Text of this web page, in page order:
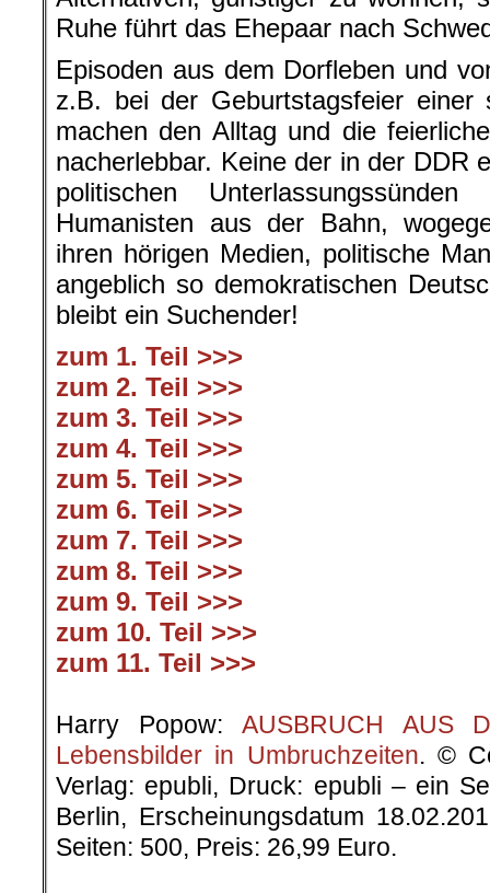
Ruhe führt das Ehepaar nach
Episoden aus dem Dorfleben und
z.B. bei der Geburtstagsfeier einer
machen den Alltag und die
nacherlebbar. Keine der in der DDR
politischen
Humanisten aus der Bahn,
ihren hörigen Medien, politische
angeblich so demokratischen
bleibt ein Suchender!
zum 1. Teil >>>
zum 2. Teil >>>
zum 3. Teil >>>
zum 4. Teil >>>
zum 5. Teil >>>
zum 6. Teil >>>
zum 7. Teil >>>
zum 8. Teil >>>
zum 9. Teil >>>
zum 10. Teil >>>
zum 11. Teil >>>
Harry Popow: AUSBRUCH AUS
Lebensbilder in Umbruchzeiten. ©
Verlag: epubli, Druck: epubli – ein
Berlin, Erscheinungsdatum
Seiten: 500, Preis: 26,99 Euro.